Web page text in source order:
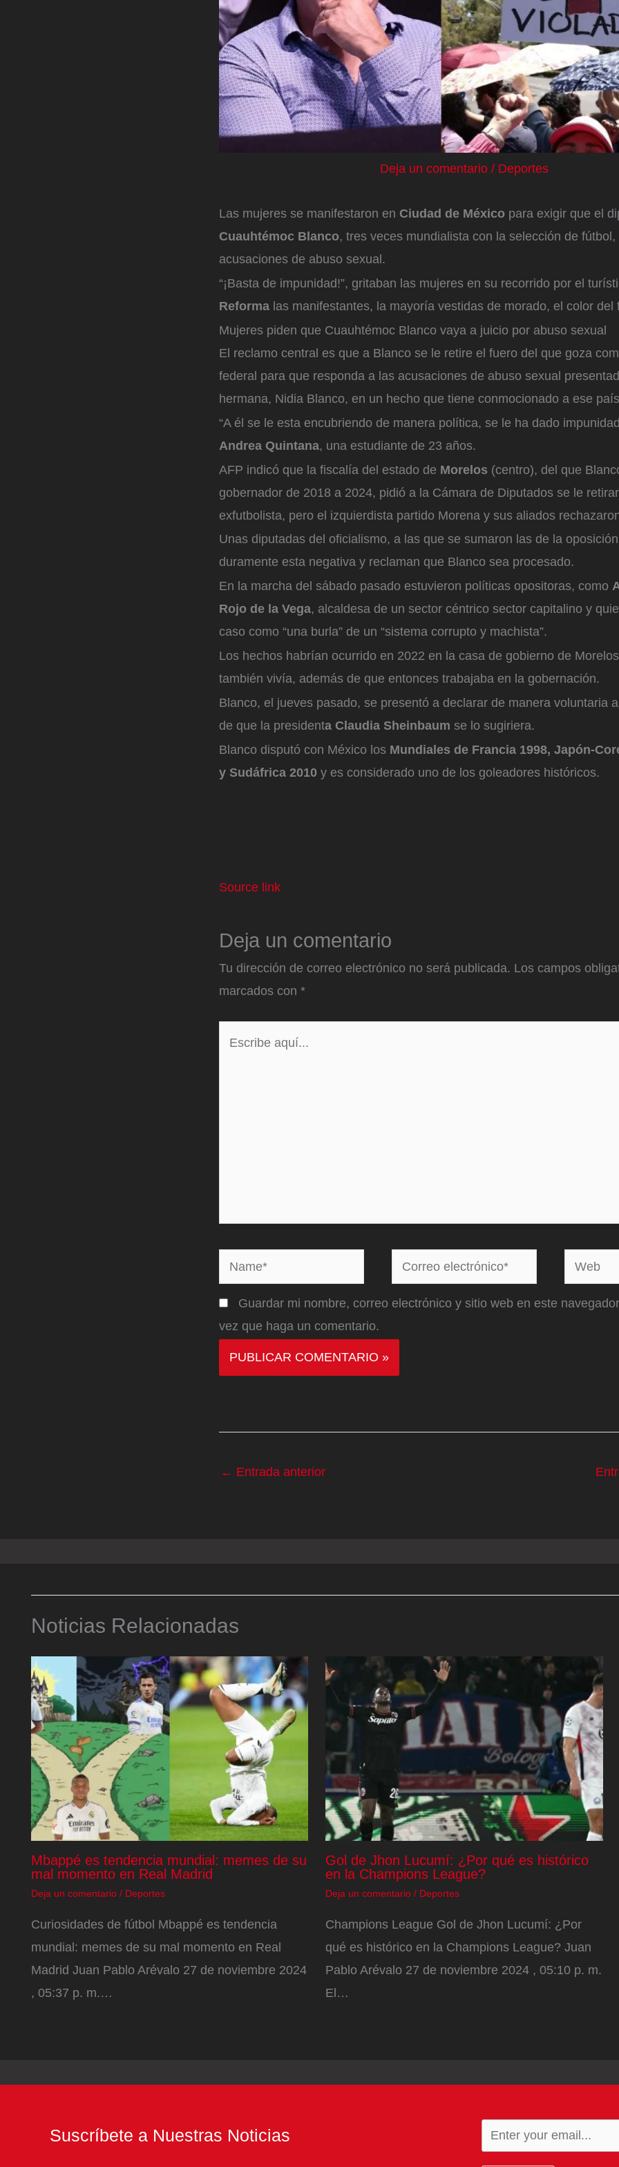
Deja un comentario / Deportes
Las mujeres se manifestaron en Ciudad de México para exigir que el
Cuauhtémoc Blanco, tres veces mundialista con la selección de
acusaciones de abuso sexual.
“¡Basta de impunidad!”, gritaban las mujeres en su recorrido por el
Reforma las manifestantes, la mayoría vestidas de morado, el color del
Mujeres piden que Cuauhtémoc Blanco vaya a juicio por abuso sexual
El reclamo central es que a Blanco se le retire el fuero del que goza
federal para que responda a las acusaciones de abuso sexual
hermana, Nidia Blanco, en un hecho que tiene conmocionado a ese
“A él se le esta encubriendo de manera política, se le ha dado
Andrea Quintana, una estudiante de 23 años.
AFP indicó que la fiscalía del estado de Morelos (centro), del que
gobernador de 2018 a 2024, pidió a la Cámara de Diputados se le
exfutbolista, pero el izquierdista partido Morena y sus aliados
Unas diputadas del oficialismo, a las que se sumaron las de la
duramente esta negativa y reclaman que Blanco sea procesado.
En la marcha del sábado pasado estuvieron políticas opositoras, como
Rojo de la Vega, alcaldesa de un sector céntrico sector capitalino y
caso como “una burla” de un “sistema corrupto y machista”.
Los hechos habrían ocurrido en 2022 en la casa de gobierno de
también vivía, además de que entonces trabajaba en la gobernación.
Blanco, el jueves pasado, se presentó a declarar de manera voluntaria
de que la presidenta Claudia Sheinbaum se lo sugiriera.
Blanco disputó con México los Mundiales de Francia 1998, Japón-
y Sudáfrica 2010 y es considerado uno de los goleadores históricos.
Source link
Deja un comentario
Tu dirección de correo electrónico no será publicada. Los campos
marcados con *
Name*
Correo
electrónico*
Web
Guardar mi nombre, correo electrónico y sitio web en este
vez que haga un comentario.
← Entrada anterior
Noticias Relacionadas
Mbappé es tendencia mundial: memes de su
mal momento en Real Madrid
Deja un comentario / Deportes
Curiosidades de fútbol Mbappé es tendencia
mundial: memes de su mal momento en Real
Madrid Juan Pablo Arévalo 27 de noviembre 2024
, 05:37 p. m.…
Gol de Jhon Lucumí: ¿Por qué es histórico
en la Champions League?
Deja un comentario / Deportes
Champions League Gol de Jhon Lucumí: ¿Por
qué es histórico en la Champions League? Juan
Pablo Arévalo 27 de noviembre 2024 , 05:10 p. m.
El…
Suscríbete a Nuestras Noticias